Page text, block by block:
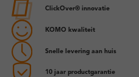
ClickOver® innovatie
KOMO kwaliteit
Snelle levering aan huis
10 jaar productgarantie